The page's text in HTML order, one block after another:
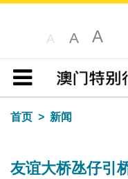
A A A
目录
首页
新闻
友谊大桥氹仔引